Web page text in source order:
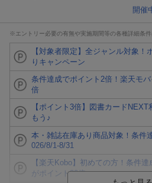
開催
※エントリー必要の有無や実施期間等の各種詳細条件
【対象者限定】全ジャンル対象
りキャンペーン
条件達成でポイント2倍！楽天モ
倍
【ポイント3倍】図書カード
もう♪
本・雑誌在庫あり商品対象！条件
026/8/1-8/31
【楽天Kobo】初めての方！条件
がポイント20倍